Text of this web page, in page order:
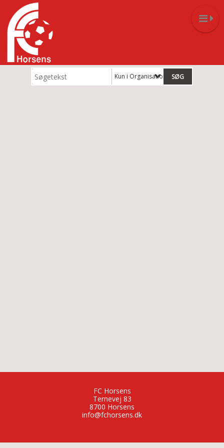
Kun i Organisation
FC Horsens
Ternevej 83
8700 Horsens
info@fchorsens.dk